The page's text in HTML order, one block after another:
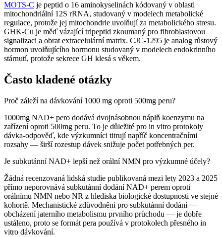
MOTS-C je peptid o 16 aminokyselinách kódovaný v oblasti
mitochondriální 12S rRNA, studovaný v modelech metabolické
regulace, protože jej mitochondrie uvolňují za metabolického stresu.
GHK-Cu je měď vázající tripeptid zkoumaný pro fibroblastovou
signalizaci a obrat extracelulární matrix. CJC-1295 je analog růstový
hormon uvolňujícího hormonu studovaný v modelech endokrinního
stárnutí, protože sekrece GH klesá s věkem.
Často kladené otázky
Proč záleží na dávkování 1000 mg oproti 500mg peru?
1000mg NAD+ pero dodává dvojnásobnou náplň koenzymu na
zařízení oproti 500mg peru. To je důležité pro in vitro protokoly
dávka-odpověď, kde výzkumníci titrují napříč koncentračními
rozsahy — širší rozestup dávek snižuje počet potřebných per.
Je subkutánní NAD+ lepší než orální NMN pro výzkumné účely?
Žádná recenzovaná lidská studie publikovaná mezi lety 2023 a 2025
přímo neporovnává subkutánní dodání NAD+ perem oproti
orálnímu NMN nebo NR z hlediska biologické dostupnosti ve stejné
kohortě. Mechanistické zdůvodnění pro subkutánní dodání —
obcházení jaterního metabolismu prvního průchodu — je dobře
ustáleno, proto se formát pera používá v protokolech přesného in
vitro dávkování.